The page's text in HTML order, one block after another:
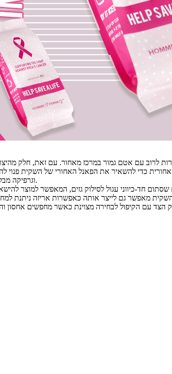
לרוב עם אטם גמור במרכז מאחור. עם זאת, חלק
כדי להשאיר את הפאנל האחורי של השקית פנוי
וגרפיקה מבלי שיהיה תפר במרכז.
חד-כיווני עגול לסילוק גזים, המאפשר למוצר
הצד עם הקיפול לבחירה מצוינת כאשר מחפשים אחסון